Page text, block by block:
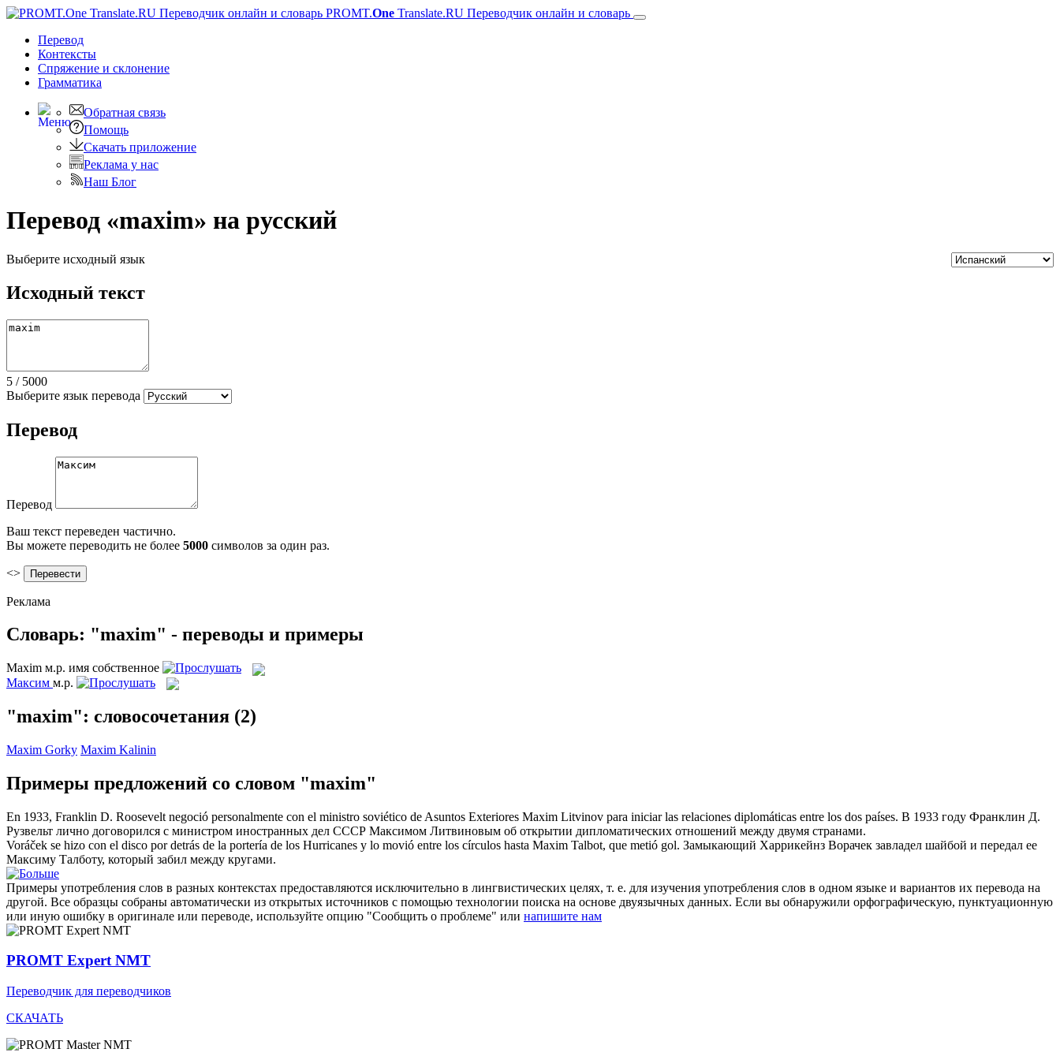
PROMT.One Translate.RU Переводчик онлайн и словарь
Перевод
Контексты
Спряжение и склонение
Грамматика
Обратная связь
Помощь
Скачать приложение
Реклама у нас
Наш Блог
Перевод «maxim» на русский
Выберите исходный язык
Исходный текст
5 / 5000
Выберите язык перевода
Перевод
Перевод
Ваш текст переведен частично.
Вы можете переводить не более 5000 символов за один раз.
<>
Реклама
Словарь: "maxim" - переводы и примеры
Maxim м.р. имя собственное
Максим м.р.
"maxim": словосочетания (2)
Maxim Gorky Maxim Kalinin
Примеры предложений со словом "maxim"
En 1933, Franklin D. Roosevelt negoció personalmente con el ministro soviético de Asuntos Exteriores Maxim Litvinov para iniciar las relaciones diplomáticas entre los dos países. В 1933 году Франклин Д.
Рузвельт лично договорился с министром иностранных дел СССР Максимом Литвиновым об открытии дипломатических отношений между двумя странами.
Voráček se hizo con el disco por detrás de la portería de los Hurricanes y lo movió entre los círculos hasta Maxim Talbot, que metió gol. Замыкающий Харрикейнз Ворачек завладел шайбой и передал ее
Максиму Талботу, который забил между кругами.
Примеры употребления слов в разных контекстах предоставляются исключительно в лингвистических целях, т. е. для изучения употребления слов в одном языке и вариантов их перевода на
другой. Все образцы собраны автоматически из открытых источников с помощью технологии поиска на основе двуязычных данных. Если вы обнаружили орфографическую, пунктуационную
или иную ошибку в оригинале или переводе, используйте опцию "Сообщить о проблеме" или напишите нам
PROMT Expert NMT
Переводчик для переводчиков
СКАЧАТЬ